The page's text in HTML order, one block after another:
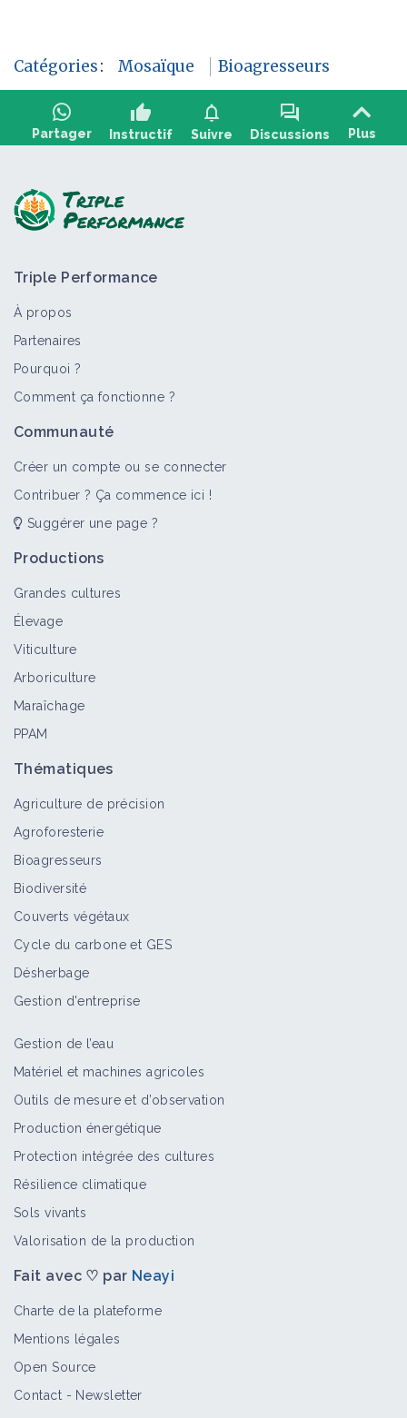
Catégories: Mosaïque Bioagresseurs
Partager
thumb_up
Instructif
notifications
Suivre
forum
Discussions Plus
Virus
Mosaïque du concombre
Champignon des mosaïques sur
Triple Performance
À propos
Partenaires
Pourquoi ?
Comment ça fonctionne ?
Communauté
Créer un compte ou se connecter
Contribuer ? Ça commence ici !
Suggérer une page ?
Productions
Grandes cultures
Élevage
Viticulture
Arboriculture
Maraîchage
PPAM
Thématiques
Agriculture de précision
Agroforesterie
Bioagresseurs
Biodiversité
Couverts végétaux
Cycle du carbone et GES
Désherbage
Gestion d'entreprise
Gestion de l’eau
Matériel et machines agricoles
Outils de mesure et d’observation
Production énergétique
Protection intégrée des cultures
Résilience climatique
Sols vivants
Valorisation de la production
Fait avec ♡ par Neayi
Charte de la plateforme
Mentions légales
Open Source
Contact - Newsletter